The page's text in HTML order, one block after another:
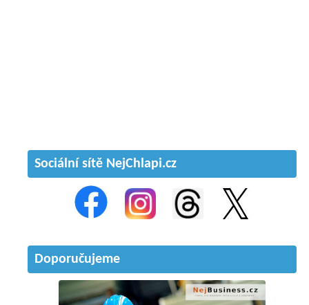
Sociální sítě NejChlapi.cz
Doporučujeme